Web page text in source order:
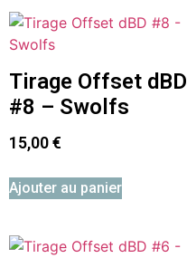
Tirage Offset dBD
#8 – Swolfs
15,00€
Ajouter au panier